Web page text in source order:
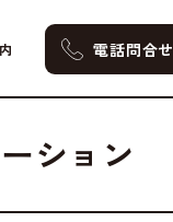
電話問合せ
ション